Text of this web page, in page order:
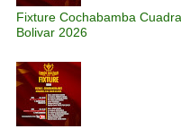
Fixture Cochabamba
Bolivar 2026